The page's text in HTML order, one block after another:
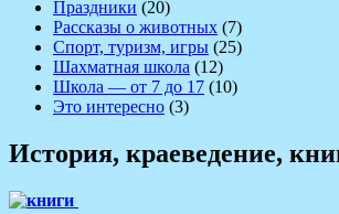
Праздники (20)
Рассказы о животных (7)
Спорт, туризм, игры (25)
Шахматная школа (12)
Школа — от 7 до 17 (10)
Это интересно (3)
История, краеведение,